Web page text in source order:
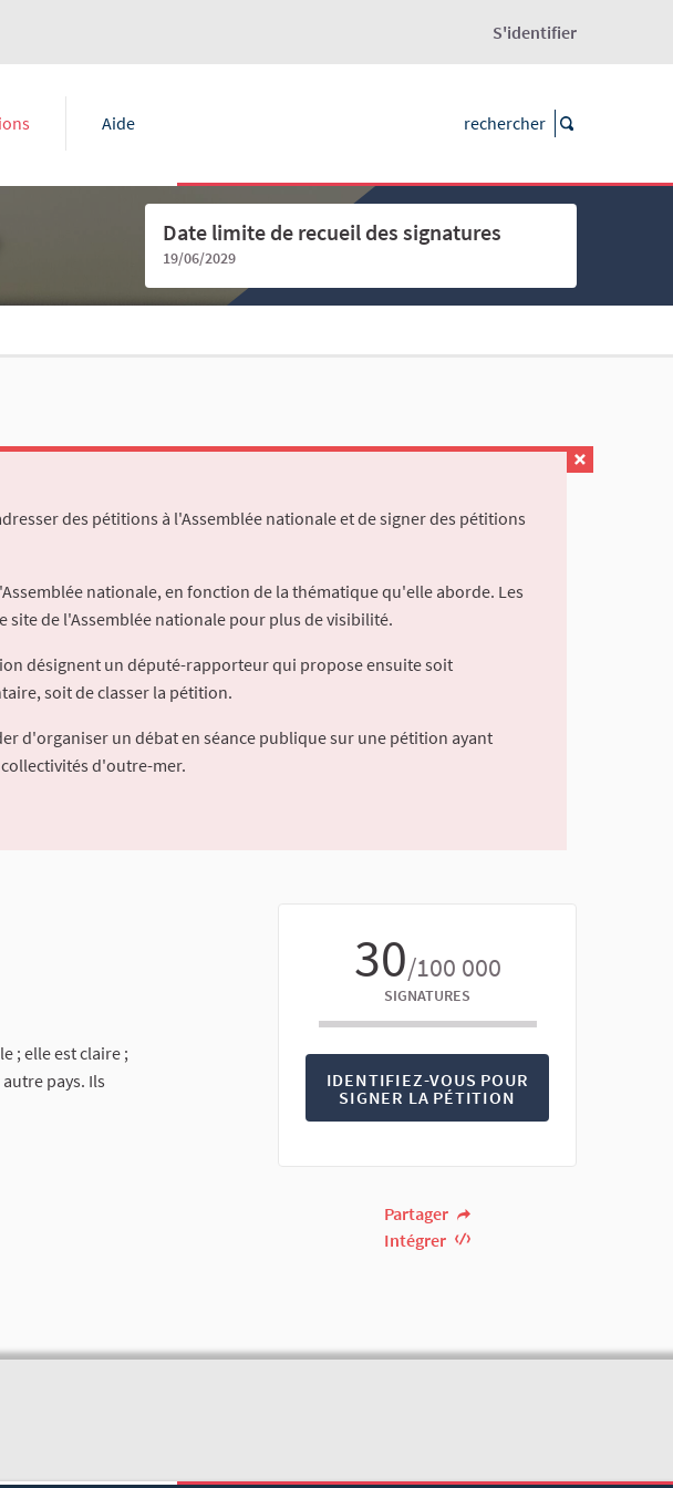
S'identifier
Aide
Date limite de recueil des signatures
19/06/2029
des pétitions à l'Assemblée nationale et de signer des pétitions
nationale, en fonction de la thématique qu'elle aborde. Les
site de l'Assemblée nationale pour plus de visibilité.
désignent un député-rapporteur qui propose ensuite soit
soit de classer la pétition.
d'organiser un débat en séance publique sur une pétition ayant
d'outre-mer.
30/100 000
SIGNATURES
IDENTIFIEZ-VOUS POUR
SIGNER LA PÉTITION
Partager
Intégrer
; elle est claire ;
pays. Ils